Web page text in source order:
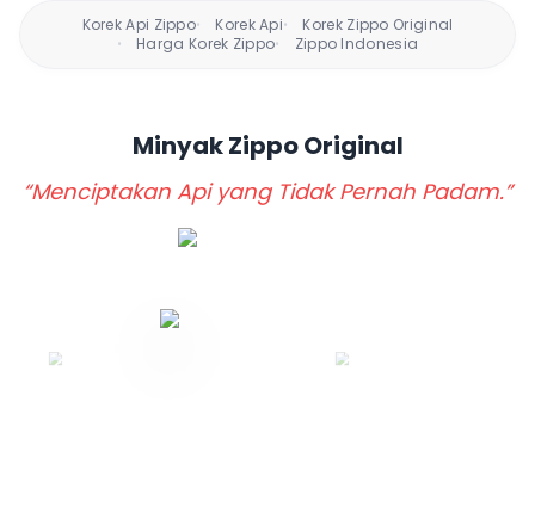
Korek Api Zippo• Korek Api• Korek Zippo Original
• Harga Korek Zippo• Zippo Indonesia
Minyak ZippoOriginal
“Menciptakan Api yang Tidak Pernah Padam.”